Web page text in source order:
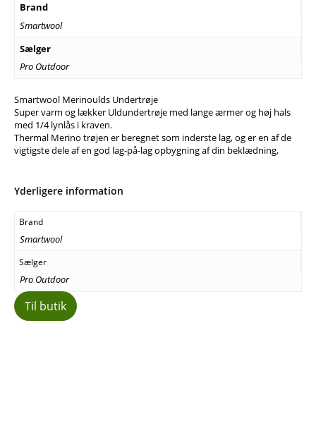
Brand
Smartwool
Sælger
Pro Outdoor
Smartwool Merinoulds Undertrøje
Super varm og lækker Uldundertrøje med lange ærmer og høj hals
med 1/4 lynlås i kraven.
Thermal Merino trøjen er beregnet som inderste lag, og er en af de
vigtigste dele af en god lag-på-lag opbygning af din beklædning,
Yderligere information
Brand
Smartwool
Sælger
Pro Outdoor
Til butik